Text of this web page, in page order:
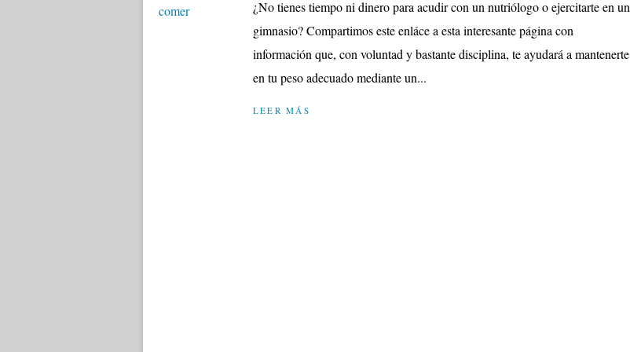
¿No tienes tiempo ni dinero para acudir con un nutriólogo o ejercitarte en un
gimnasio? Compartimos este enláce a esta interesante página con
información que, con voluntad y bastante disciplina, te ayudará a mantenerte
en tu peso adecuado mediante un...
LEER MÁS